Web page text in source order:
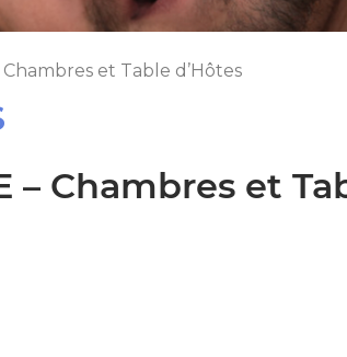
et Table d’Hôtes
– Chambres et